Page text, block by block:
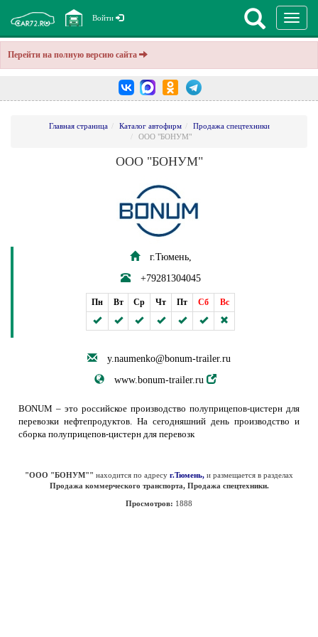
Перейти на полную версию сайта
Войти
Главная страница Каталог автофирм
Продажа спецтехники
ООО "БОНУМ"
ООО "БОНУМ"
г.Тюмень,
+79281304045
Пн Вт Ср Чт Пт Сб Вс
y.naumenko@bonum-trailer.ru
www.bonum-trailer.ru
BONUM – это российское производство полуприцепов-цистерн для
перевозки нефтепродуктов. На сегодняшний день производство и
сборка полуприцепов-цистерн для перевозк
"ООО "БОНУМ"" находится по адресу г.Тюмень, и размещается в разделах
Продажа коммерческого транспорта, Продажа спецтехники.
Просмотров: 1888